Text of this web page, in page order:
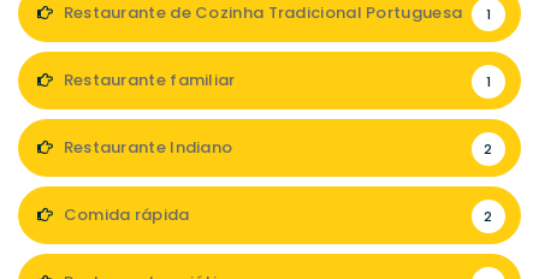
Restaurante de Cozinha Tradicional Portuguesa 1
Restaurante familiar 1
Restaurante Indiano 2
Comida rápida 2